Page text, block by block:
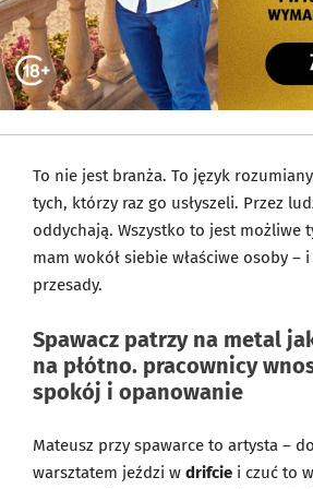
To nie jest branża. To język
tych, którzy raz go usłyszeli. Przez
oddychają. Wszystko to jest możliwe
mam wokół siebie właściwe osoby –
przesady.
Spawacz patrzy na metal
na płótno. pracownicy
spokój i opanowanie
Mateusz przy spawarce to artysta –
warsztatem jeździ w drifcie i czuć to